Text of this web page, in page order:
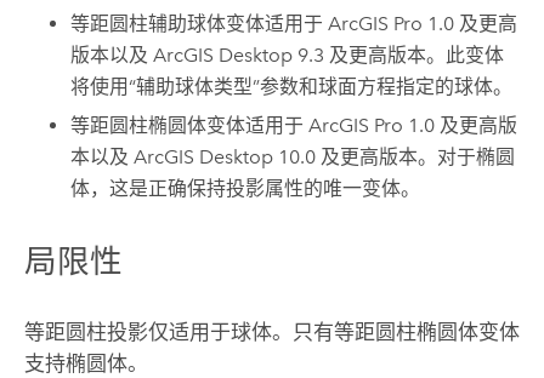
等距圆柱辅助球体变体适用于ArcGIS Pro 1.0 及更高
版本以及ArcGIS Desktop 9.3 及更高版本。此变体
将使用“辅助球体类型”参数和球面方程指定的球体。
等距圆柱椭圆体变体适用于ArcGIS Pro 1.0 及更高版
本以及ArcGIS Desktop 10.0 及更高版本。对于椭圆
体，这是正确保持投影属性的唯一变体。
局限性
等距圆柱投影仅适用于球体。只有等距圆柱椭圆体变体
支持椭圆体。